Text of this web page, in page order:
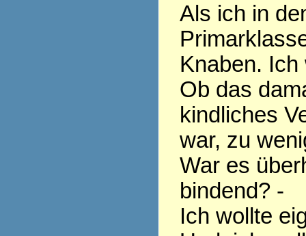
Als ich in
Knaben.
Ob das
kindliches
war, zu
War es
bindend? -
Ich wollte